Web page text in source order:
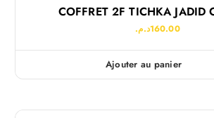
COFFRET 2F TICHKA JADID
160.00د.م.
Ajouter au panier